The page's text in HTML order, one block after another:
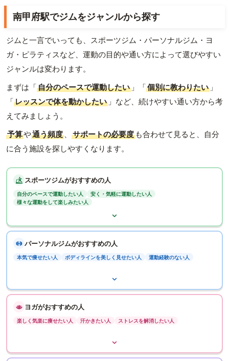
南甲府駅でジムをジャンルから探す
ジムと一言でいっても、スポーツジム・パーソナルジム・ヨ
ガ・ピラティスなど、運動の目的や通い方によって選びやすい
ジャンルは変わります。
まずは「自分のペースで運動したい 」「個別に教わりたい 」
「レッスンで体を動かしたい 」など、続けやすい通い方から考
えてみましょう。
予算や通う頻度 、 サポートの必要度 も合わせて見ると、自分
に合う施設を探しやすくなります。
スポーツジムがおすすめの人
自分のペースで運動したい人
安く・気軽に運動したい人
様々な運動をして楽しみたい人
パーソナルジムがおすすめの人
本気で痩せたい人 ボディラインを美しく見せたい人 運動経験のない人
ヨガがおすすめの人
楽しく気楽に痩せたい人 汗かきたい人 ストレスを解消したい人